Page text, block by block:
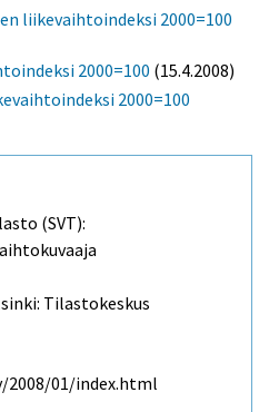
liikevaihtoindeksi 2000=100
2000=100 (15.4.2008)
2000=100
(SVT):
Tilastokeskus
01/index.html